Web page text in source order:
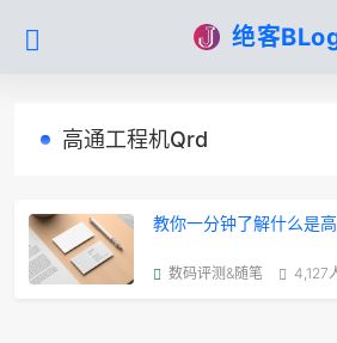
绝客
高通工程机Qrd
教你一分钟了解什么是
数码评测&随笔 4,127